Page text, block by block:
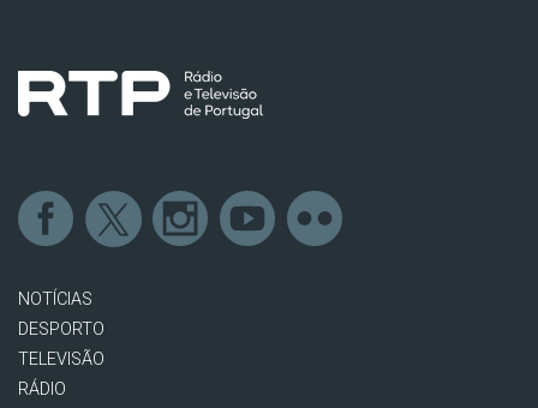
NOTÍCIAS
DESPORTO
TELEVISÃO
RÁDIO